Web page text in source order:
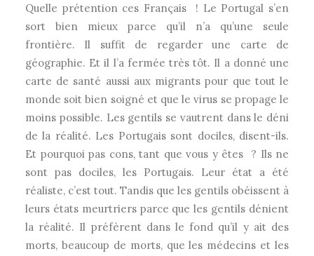
Quelle prétention ces Français ! Le Portugal s’en
sort bien mieux parce qu’il n’a qu’une seule
frontière. Il suffit de regarder une carte de
géographie. Et il l’a fermée très tôt. Il a donné une
carte de santé aussi aux migrants pour que tout le
monde soit bien soigné et que le virus se propage le
moins possible. Les gentils se vautrent dans le déni
de la réalité. Les Portugais sont dociles, disent-ils.
Et pourquoi pas cons, tant que vous y êtes ? Ils ne
sont pas dociles, les Portugais. Leur état a été
réaliste, c’est tout. Tandis que les gentils obéissent à
leurs états meurtriers parce que les gentils dénient
la réalité. Il préfèrent dans le fond qu’il y ait des
morts, beaucoup de morts, que les médecins et les